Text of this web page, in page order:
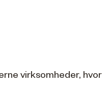
virksomheder, hvor